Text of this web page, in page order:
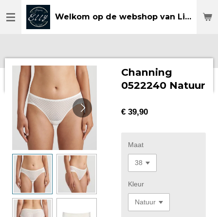
direct
Welkom op de webshop van Lingerie Elly
Channing
0522240 Natuur
€ 39,90
Maat
Kleur